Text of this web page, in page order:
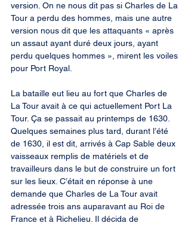
version. On ne nous dit pas si Charles de La
Tour a perdu des hommes, mais une autre
version nous dit que les attaquants « après
un assaut ayant duré deux jours, ayant
perdu quelques hommes », mirent les voiles
pour Port Royal.
La bataille eut lieu au fort que Charles de
La Tour avait à ce qui actuellement Port La
Tour. Ça se passait au printemps de 1630.
Quelques semaines plus tard, durant l’été
de 1630, il est dit, arrivés à Cap Sable deux
vaisseaux remplis de matériels et de
travailleurs dans le but de construire un fort
sur les lieux. C’était en réponse à une
demande que Charles de La Tour avait
adressée trois ans auparavant au Roi de
France et à Richelieu. Il décida de